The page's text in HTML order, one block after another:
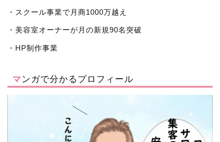
・スクール事業で月商1000万越え
・美容室オーナーが月の新規90名突破
・HP制作事業
マンガで分かるプロフィール